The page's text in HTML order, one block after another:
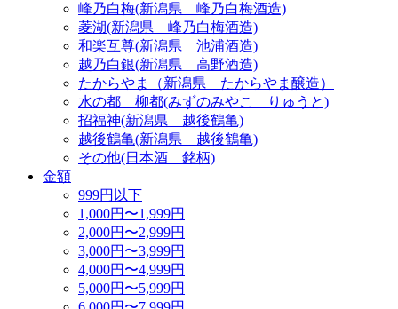
峰乃白梅(新潟県 峰乃白梅酒造)
菱湖(新潟県 峰乃白梅酒造)
和楽互尊(新潟県 池浦酒造)
越乃白銀(新潟県 高野酒造)
たからやま（新潟県 たからやま醸造）
水の都 柳都(みずのみやこ りゅうと)
招福神(新潟県 越後鶴亀)
越後鶴亀(新潟県 越後鶴亀)
その他(日本酒 銘柄)
金額
999円以下
1,000円〜1,999円
2,000円〜2,999円
3,000円〜3,999円
4,000円〜4,999円
5,000円〜5,999円